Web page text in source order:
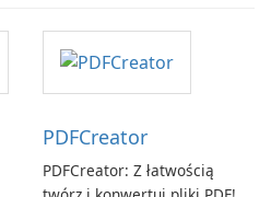
PDFCreator
PDFCreator: Z łatwością